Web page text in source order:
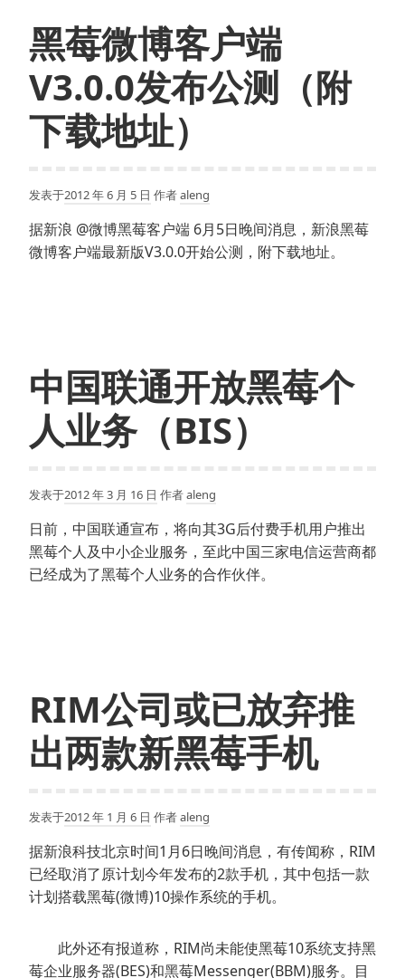
黑莓微博客户端
V3.0.0发布公测（附
下载地址）
发表于2012 年 6 月 5 日 作者aleng
据新浪 @微博黑莓客户端 6月5日晚间消息，新浪黑莓
微博客户端最新版V3.0.0开始公测，附下载地址。
中国联通开放黑莓个
人业务（BIS）
发表于2012 年 3 月 16 日 作者aleng
日前，中国联通宣布，将向其3G后付费手机用户推出
黑莓个人及中小企业服务，至此中国三家电信运营商都
已经成为了黑莓个人业务的合作伙伴。
RIM公司或已放弃推
出两款新黑莓手机
发表于2012 年 1 月 6 日 作者aleng
据新浪科技北京时间1月6日晚间消息，有传闻称，RIM
已经取消了原计划今年发布的2款手机，其中包括一款
计划搭载黑莓(微博)10操作系统的手机。
此外还有报道称，RIM尚未能使黑莓10系统支持黑
莓企业服务器(BES)和黑莓Messenger(BBM)服务。目